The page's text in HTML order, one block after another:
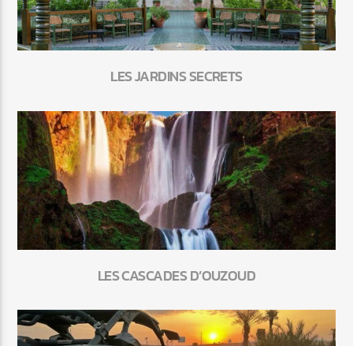
LES JARDINS SECRETS
LES CASCADES D’OUZOUD